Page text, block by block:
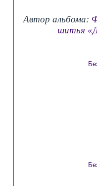
Автор альбома:
шитья